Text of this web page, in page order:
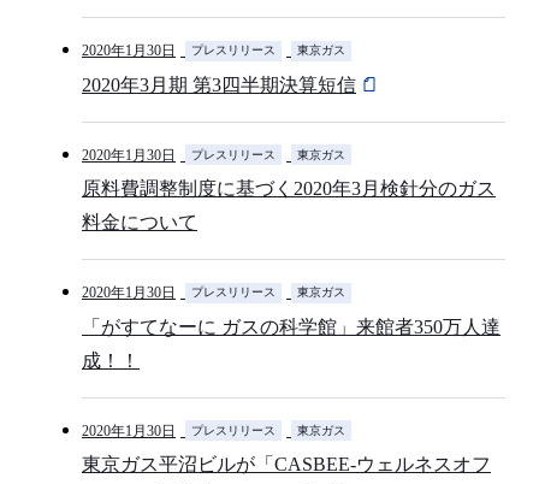
2020年1月30日 プレスリリース 東京ガス
2020年3月期 第3四半期決算短信
2020年1月30日 プレスリリース 東京ガス
原料費調整制度に基づく2020年3月検針分のガス
料金について
2020年1月30日 プレスリリース 東京ガス
「がすてなーに ガスの科学館」来館者350万人達
成！！
2020年1月30日 プレスリリース 東京ガス
東京ガス平沼ビルが「CASBEE-ウェルネスオフ